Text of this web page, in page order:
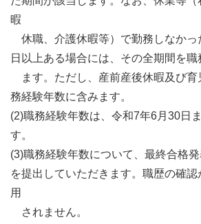
暇
休職、介護休暇等）で勤務しなかっ
日以上ある場合には、その全期間を
ます。ただし、産前産後休暇及び育
務経験年数に含みます。
(2)職務経験年数は、令和7年6月30日
す。
(3)職務経験年数について、最終合格
を提出していただきます。職歴の確
用
されません。